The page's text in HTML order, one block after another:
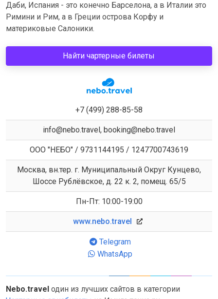
Даби, Испания - это конечно Барселона, а в Италии это
Римини и Рим, а в Греции острова Корфу и
материковые Салоники.
Найти чартерные билеты
+7 (499) 288-85-58
info@nebo.travel, booking@nebo.travel
ООО "НЕБО" / 9731144195 / 1247700743619
Москва, вн.тер. г. Муниципальный Округ Кунцево,
Шоссе Рублёвское, д. 22 к. 2, помещ. 65/5
Пн-Пт: 10:00-19:00
www.nebo.travel
Telegram
WhatsApp
Nebo.travel один из лучших сайтов в категории